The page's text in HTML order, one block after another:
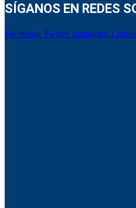
SÍGANOS EN REDES
Facebook Twitter Instagram